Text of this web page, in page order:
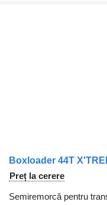
Boxloader 44T
Preț la cerere
Semiremorcă pentru